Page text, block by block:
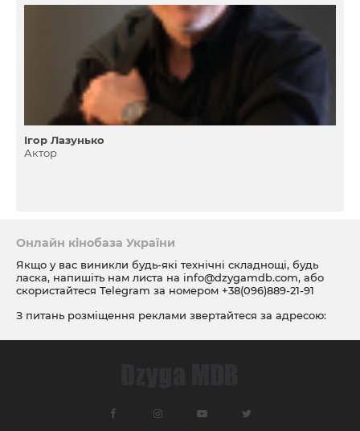
Ігор Лазунько
Актор
Онлайн кінобаза України
Якщо у вас виникли будь-які технічні складнощі, будь
ласка, напишіть нам листа на info@dzygamdb.com, або
скористайтеся Telegram за номером +38(096)889-21-91
З питань розміщення реклами звертайтеся за адресою:
посиланням